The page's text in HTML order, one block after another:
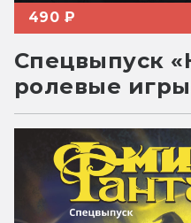
490 ₽
Спецвыпуск
ролевые